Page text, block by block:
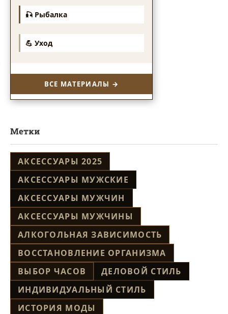
🎣 Рыбалка
💪 Уход
ВСЕ МАТЕРИАЛЫ →
Метки
АКСЕССУАРЫ 2025
АКСЕССУАРЫ МУЖСКИЕ
АКСЕССУАРЫ МУЖЧИН
АКСЕССУАРЫ МУЖЧИНЫ
АЛКОГОЛЬНАЯ ЗАВИСИМОСТЬ
ВОССТАНОВЛЕНИЕ ОРГАНИЗМА
ВЫБОР ЧАСОВ
ДЕЛОВОЙ СТИЛЬ
ИНДИВИДУАЛЬНЫЙ СТИЛЬ
ИСТОРИЯ МОДЫ